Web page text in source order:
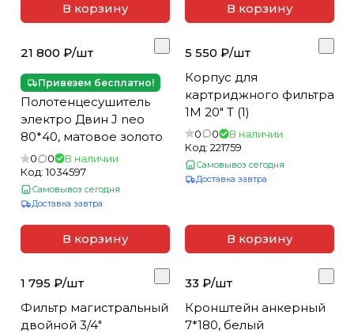
В корзину В корзину
21 800 ₽/шт
Привезем бесплатно!
Полотенцесушитель
электро Двин J neo
80*40, матовое золото
0 0
В наличии
Код:1034597
Самовывоз сегодня
Доставка завтра
В корзину
5 550 ₽/шт
Корпус для
картриджного фильтра
1М 20" Т (1)
0 0
В наличии
Код: 221759
Самовывоз сегодня
Доставка завтра
В корзину
1 795 ₽/шт
Фильтр магистральный
двойной 3/4"
33 ₽/шт
Кронштейн анкерный
7*180, белый